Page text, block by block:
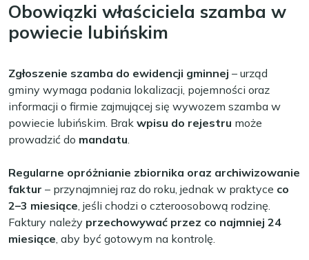
Obowiązki właściciela szamba w
powiecie lubińskim
Zgłoszenie szamba do ewidencji gminnej – urząd
gminy wymaga podania lokalizacji, pojemności oraz
informacji o firmie zajmującej się wywozem szamba w
powiecie lubińskim. Brak wpisu do rejestru może
prowadzić do mandatu.
Regularne opróżnianie zbiornika oraz archiwizowanie
faktur – przynajmniej raz do roku, jednak w praktyce co
2–3 miesiące, jeśli chodzi o czteroosobową rodzinę.
Faktury należy przechowywać przez co najmniej 24
miesiące, aby być gotowym na kontrolę.